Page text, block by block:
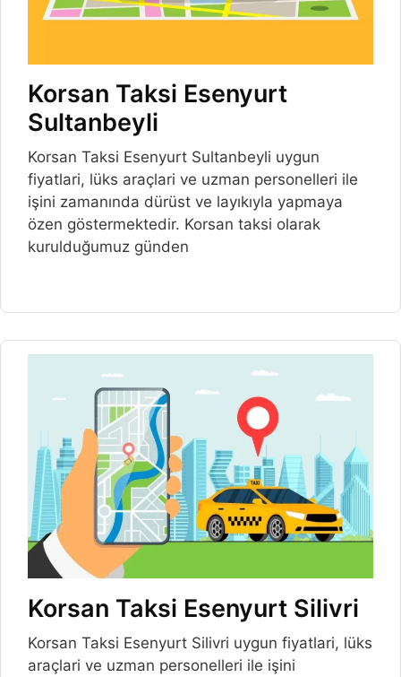
Korsan Taksi Esenyurt
Sultanbeyli
Korsan Taksi Esenyurt Sultanbeyli uygun
fiyatlari, lüks araçlari ve uzman personelleri ile
işini zamanında dürüst ve layıkıyla yapmaya
özen göstermektedir. Korsan taksi olarak
kurulduğumuz günden
Korsan Taksi Esenyurt Silivri
Korsan Taksi Esenyurt Silivri uygun fiyatlari, lüks
araçlari ve uzman personelleri ile işini